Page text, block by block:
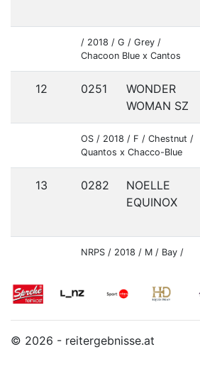
/ 2018 / G / Grey /
Chacoon Blue x Cantos
12 0251
WONDER
WOMAN SZ
OS / 2018 / F / Chestnut /
Quantos x Chacco-Blue
13 0282
NOELLE
EQUINOX
NRPS / 2018 / M / Bay /
© 2026 - reitergebnisse.at